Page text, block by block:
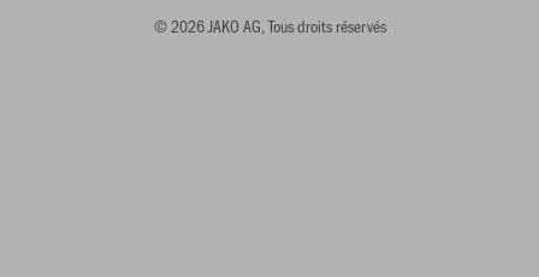
© 2026 JAKO AG, Tous droits réservés